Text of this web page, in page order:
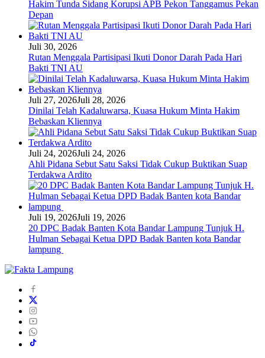
Hakim Tunda Sidang Korupsi APB Pekon Tanggamus Pekan
Depan
Juli 30, 2026
Rutan Menggala Partisipasi Ikuti Donor Darah Pada Hari
Bakti TNI AU
Juli 27, 2026Juli 28, 2026
Dinilai Telah Kadaluwarsa, Kuasa Hukum Minta Hakim
Bebaskan Kliennya
Juli 24, 2026Juli 24, 2026
Ahli Pidana Sebut Satu Saksi Tidak Cukup Buktikan Suap
Terdakwa Ardito
Juli 19, 2026Juli 19, 2026
20 DPC Badak Banten Kota Bandar Lampung Tunjuk H.
Hulman Sebagai Ketua DPD Badak Banten kota Bandar
lampung